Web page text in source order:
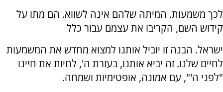
לכך משמעות. המיתה שלהם אינה לשווא. הם מתו על
קידוש השם, הקריבו את עצמם עבור כלל
ישראל. הבנה זו יוביל אותנו למצוא מחדש את המשמעות
לחיים שלנו. זה יביא אותנו, בעזרת ה', לחיות את חיינו
"לפני ה'", עם אמונה, אופטימיות ושמחה.